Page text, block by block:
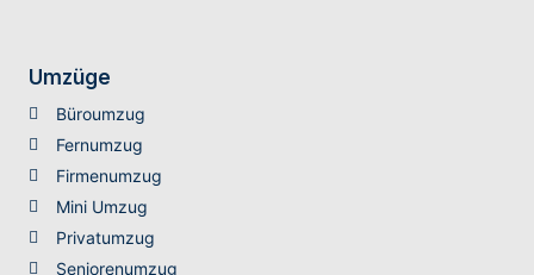
Umzüge
Büroumzug
Fernumzug
Firmenumzug
Mini Umzug
Privatumzug
Seniorenumzug